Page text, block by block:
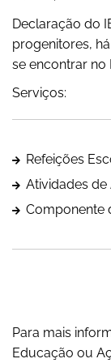
Declaração do
progenitores,
se encontrar no
Serviços:
Refeições
Atividades de
Componente
Para mais
Educação ou